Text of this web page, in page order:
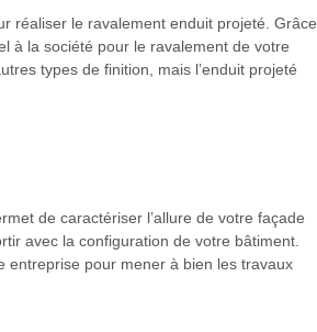
réaliser le ravalement enduit projeté. Grâce
à la société pour le ravalement de votre
types de finition, mais l’enduit projeté
de caractériser l’allure de votre façade
avec la configuration de votre bâtiment.
entreprise pour mener à bien les travaux